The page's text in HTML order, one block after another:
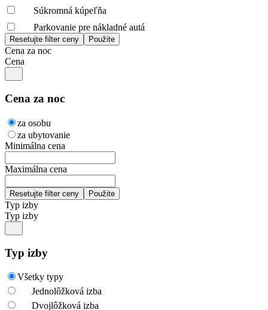
Súkromná kúpeľňa
Parkovanie pre nákladné autá
Cena za noc
Cena
Cena za noc
za osobu
za ubytovanie
Minimálna cena
Maximálna cena
Typ izby
Typ izby
Typ izby
Všetky typy
Jednolôžková izba
Dvojlôžková izba